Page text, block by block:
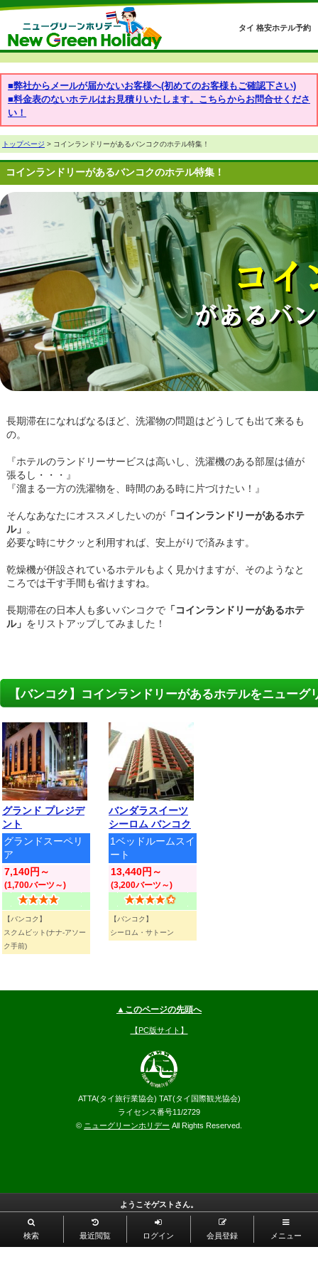
タイ 格安ホテル予約
■弊社からメールが届かないお客様へ(初めてのお客様もご確認下さい)
■料金表のないホテルはお見積りいたします。こちらからお問合せくださ
い！
トップページ > コインランドリーがあるバンコクのホテル特集！
コインランドリーがあるバンコクのホテル特集！
長期滞在になればなるほど、洗濯物の問題はどうしても出て来るも
の。
『ホテルのランドリーサービスは高いし、洗濯機のある部屋は値が
張るし・・・』
『溜まる一方の洗濯物を、時間のある時に片づけたい！』
そんなあなたにオススメしたいのが 「コインランドリーがあるホテ
ル」 。
必要な時にサクッと利用すれば、安上がりで済みます。
乾燥機が併設されているホテルもよく見かけますが、そのようなと
ころでは干す手間も省けますね。
長期滞在の日本人も多いバンコクで 「コインランドリーがあるホテ
ル」 をリストアップしてみました！
【バンコク】コインランドリーがあるホテルをニュー
グランド プレジデ
ント
グランドスーペリ
ア
7,140円～
(1,700バーツ～)
【バンコク】
スクムビット(ナナ-アソー
ク手前)
バンダラスイーツ
シーロム バンコク
1ベッドルームスイ
ート
13,440円～
(3,200バーツ～)
【バンコク】
シーロム・サトーン
▲このページの先頭へ
【PC版サイト】
ATTA(タイ旅行業協会) TAT(タイ国際観光協会)
ライセンス番号11/2729
© ニューグリーンホリデー All Rights Reserved.
ようこそゲストさん。
検索 最近閲覧 ログイン 会員登録 メニュー